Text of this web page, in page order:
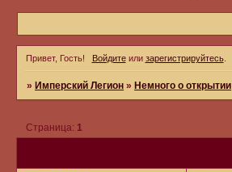
Привет, Гость! Войдитеили зарегистрируйтесь.
» Имперский Легион » Немного о открытии
Страница: 1